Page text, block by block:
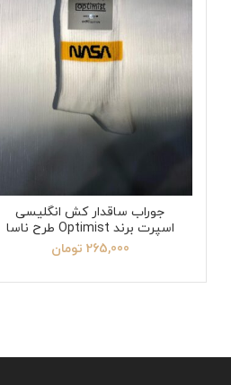
جوراب ساقدار کش انگلیسی
اسپرت برند Optimist طرح ناسا
265,000 تومان